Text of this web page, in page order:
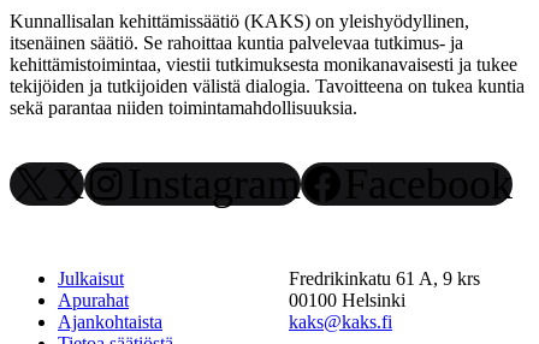
Kunnallisalan kehittämissäätiö (KAKS) on yleishyödyllinen,
itsenäinen säätiö. Se rahoittaa kuntia palvelevaa tutkimus- ja
kehittämistoimintaa, viestii tutkimuksesta monikanavaisesti ja tukee
tekijöiden ja tutkijoiden välistä dialogia. Tavoitteena on tukea kuntia
sekä parantaa niiden toimintamahdollisuuksia.
X Instagram Facebook
Julkaisut
Apurahat
Ajankohtaista
Fredrikinkatu 61 A, 9 krs
00100 Helsinki
kaks@kaks.fi